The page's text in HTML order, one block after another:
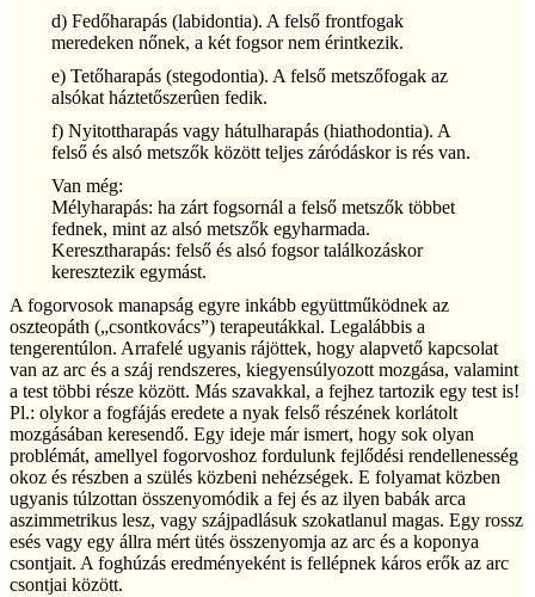
d) Fedőharapás (labidontia). A felső frontfogak
meredeken nőnek, a két fogsor nem érintkezik.
e) Tetőharapás (stegodontia). A felső metszőfogak az
alsókat háztetőszerûen fedik.
f) Nyitottharapás vagy hátulharapás (hiathodontia). A
felső és alsó metszők között teljes záródáskor is rés van.
Van még:
Mélyharapás: ha zárt fogsornál a felső metszők többet
fednek, mint az alsó metszők egyharmada.
Keresztharapás: felső és alsó fogsor találkozáskor
keresztezik egymást.
A fogorvosok manapság egyre inkább együttműködnek az
oszteopáth („csontkovács”) terapeutákkal. Legalábbis a
tengerentúlon. Arrafelé ugyanis rájöttek, hogy alapvető kapcsolat
van az arc és a száj rendszeres, kiegyensúlyozott mozgása, valamint
a test többi része között. Más szavakkal, a fejhez tartozik egy test is!
Pl.: olykor a fogfájás eredete a nyak felső részének korlátolt
mozgásában keresendő. Egy ideje már ismert, hogy sok olyan
problémát, amellyel fogorvoshoz fordulunk fejlődési rendellenesség
okoz és részben a szülés közbeni nehézségek. E folyamat közben
ugyanis túlzottan összenyomódik a fej és az ilyen babák arca
aszimmetrikus lesz, vagy szájpadlásuk szokatlanul magas. Egy rossz
esés vagy egy állra mért ütés összenyomja az arc és a koponya
csontjait. A foghúzás eredményeként is fellépnek káros erők az arc
csontjai között.